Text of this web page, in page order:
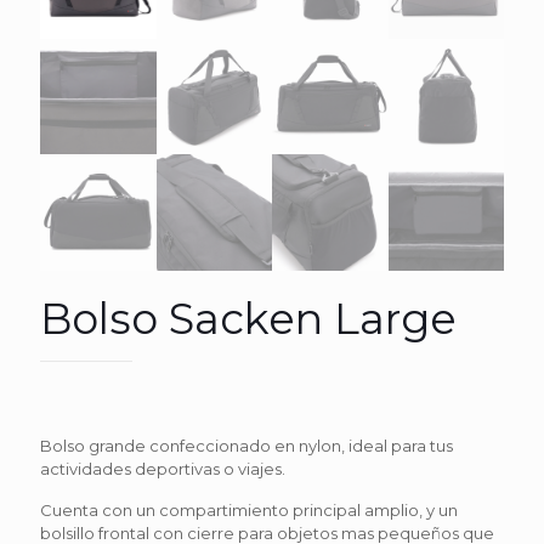
Bolso Sacken Large
Bolso grande confeccionado en nylon, ideal para tus
actividades deportivas o viajes.
Cuenta con un compartimiento principal amplio, y un
bolsillo frontal con cierre para objetos mas pequeños que